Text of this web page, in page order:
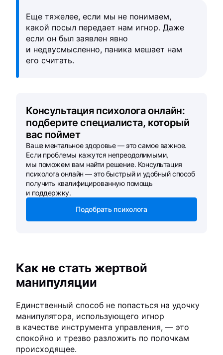
Еще тяжелее, если мы не понимаем,
какой посыл передает нам игнор. Даже
если он был заявлен явно
и недвусмысленно, паника мешает нам
его считать.
Консультация психолога онлайн:
подберите специалиста, который
вас поймет
Ваше ментальное здоровье — это самое важное.
Если проблемы кажутся непреодолимыми,
мы поможем вам найти решение. Консультация
психолога онлайн — это быстрый и удобный способ
получить квалифицированную помощь
и поддержку.
Подобрать психолога
Как не стать жертвой
манипуляции
Единственный способ не попасться на удочку
манипулятора, использующего игнор
в качестве инструмента управления, — это
спокойно и трезво разложить по полочкам
происходящее.